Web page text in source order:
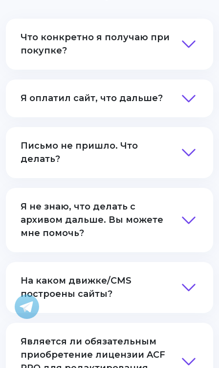
Что конкретно я получаю при
покупке?
Я оплатил сайт, что дальше?
Письмо не пришло. Что
делать?
Я не знаю, что делать с
архивом дальше. Вы можете
мне помочь?
На каком движке/CMS
построены сайты?
Является ли обязательным
приобретение лицензии ACF